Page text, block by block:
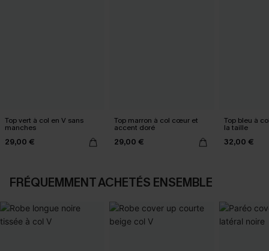
Top vert à col en V sans
manches
29,00 €
Top marron à col cœur et
accent doré
29,00 €
Top bleu à
la taille
32,00 €
FRÉQUEMMENT ACHETÉS ENSEMBLE